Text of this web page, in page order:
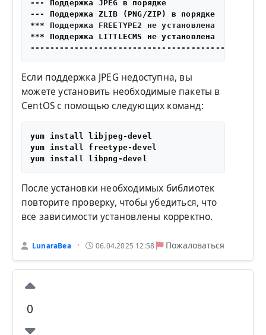
--- Поддержка JPEG в порядке
*** Поддержка FREETYPE2 не установлена
*** Поддержка LITTLECMS не установлена
Если поддержка JPEG недоступна, вы
можете установить необходимые пакеты в
CentOS с помощью следующих команд:
yum install libjpeg-devel
yum install freetype-devel
После установки необходимых библиотек
повторите проверку, чтобы убедиться, что
все зависимости установлены корректно.
LunaraBea • 06.04.2025 12:58 Пожаловаться
0